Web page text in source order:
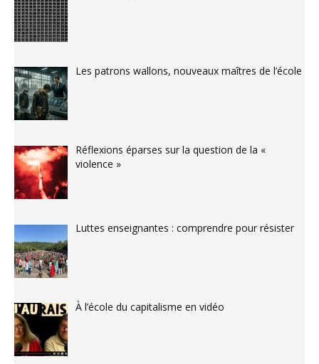
Les patrons wallons, nouveaux maîtres de l’école
Réflexions éparses sur la question de la «
violence »
Luttes enseignantes : comprendre pour résister
À l’école du capitalisme en vidéo